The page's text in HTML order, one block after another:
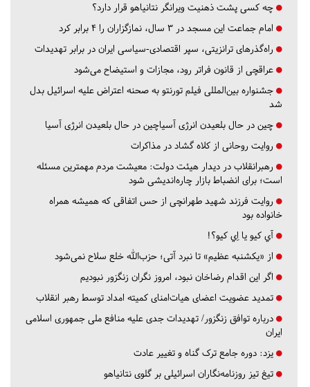
چه کسی پشت ذهنیت ویرانگر نتانیاهو قرار دارد؟
امام جماعت این مسجد در ۳ سال، نمازگزاران را ۴ برابر کرد
راه‌گذرهای ترانزیتی، سپر اقتصادی-سیاسی ایران در برابر تهدیدات
عراقچی از قانون فراتر رود، مجازات و استیضاح می‌شود
جشنواره بین‌المللی فیلم تورنتو به صحنه اعتراض علیه اسرائیل بدل
شد
چین در حال بلعیدن انرژی آسیاچین در حال بلعیدن انرژی آسیا
روایت روحانی از کلاه گشاد در مذاکرات
رهبرانقلاب در دیدار هیئت دولت: معیشت مردم مهمترین مسئله
است؛ برای انضباط بازار چاره‌اندیشی شود
روایت فرزند شهید طهرانچی از حس اتفاقی که همیشه همراه
خانواده بود
آي كيو يا اِي كيو؟!
از «یکشنبه عظیم» تا نبرد آتی؛ حزب‌الله خلع سلاح نمی‌شود
اگر این اقدام رضاخان نبود، امروز نگران زنگزور نبودیم
تمدید عضویت اعضای هیات‌امنای کمیته امداد توسط رهبر انقلاب
درباره توافق زنگزور/ تهدیدات جدی علیه منافع ملی جمهوری اسلامی
ایران
یزد: دوره جامع ترک گناه و تغییر عادت
تیغ تیز روزنامه‌نگاران اسرائیلی بر گلوی نتانیاهو